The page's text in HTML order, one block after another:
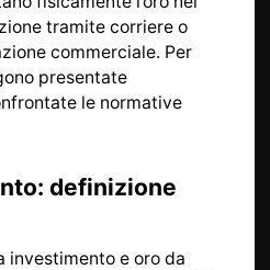
tramite corriere o
commerciale. Per
presentate
le normative
definizione
investimento e oro da